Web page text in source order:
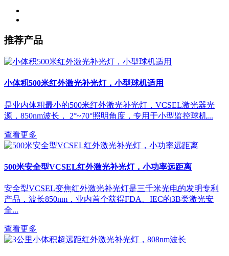
推荐产品
小体积500米红外激光补光灯，小型球机适用
是业内体积最小的500米红外激光补光灯，VCSEL激光器光
源，850nm波长， 2°~70°照明角度，专用于小型监控球机...
查看更多
500米安全型VCSEL红外激光补光灯，小功率远距离
安全型VCSEL变焦红外激光补光灯是三千米光电的发明专利
产品，波长850nm，业内首个获得FDA、IEC的3B类激光安
全...
查看更多